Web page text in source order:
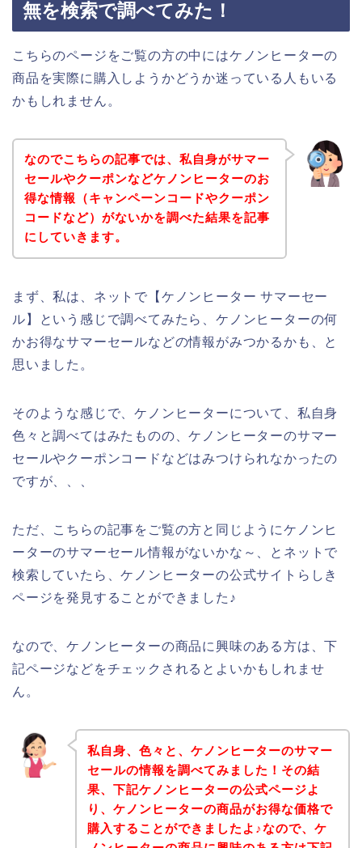
無を検索で調べてみた！
こちらのページをご覧の方の中にはケノンヒーターの
商品を実際に購入しようかどうか迷っている人もいる
かもしれません。
なのでこちらの記事では、私自身がサマー
セールやクーポンなどケノンヒーターのお
得な情報（キャンペーンコードやクーポン
コードなど）がないかを調べた結果を記事
にしていきます。
まず、私は、ネットで【ケノンヒーター サマーセー
ル】という感じで調べてみたら、ケノンヒーターの何
かお得なサマーセールなどの情報がみつかるかも、と
思いました。
そのような感じで、ケノンヒーターについて、私自身
色々と調べてはみたものの、ケノンヒーターのサマー
セールやクーポンコードなどはみつけられなかったの
ですが、、、
ただ、こちらの記事をご覧の方と同じようにケノンヒ
ーターのサマーセール情報がないかな～、とネットで
検索していたら、ケノンヒーターの公式サイトらしき
ページを発見することができました♪
なので、ケノンヒーターの商品に興味のある方は、下
記ページなどをチェックされるとよいかもしれませ
ん。
私自身、色々と、ケノンヒーターのサマー
セールの情報を調べてみました！その結
果、下記ケノンヒーターの公式ページよ
り、ケノンヒーターの商品がお得な価格で
購入することができましたよ♪なので、ケ